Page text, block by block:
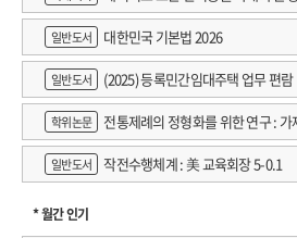
일반도서 대한민국 기본법 2026
일반도서 (2025) 등록민간임대주택 업무 편람
학위논문 전통제례의 정형화를 위한 연구 :
일반도서 작전수행체계 : 美 교육회장 5-0.1
* 월간 인기